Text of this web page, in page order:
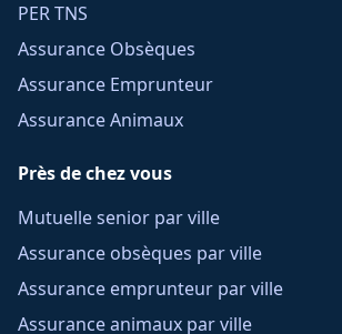
PER TNS
Assurance Obsèques
Assurance Emprunteur
Assurance Animaux
Près de chez vous
Mutuelle senior par ville
Assurance obsèques par ville
Assurance emprunteur par ville
Assurance animaux par ville